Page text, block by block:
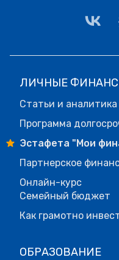
ЛИЧНЫЕ
Статьи и аналитика
Программа
Эстафета "Мои
Партнерское
Онлайн-курс
Семейный бюджет
Как грамотно
ОБРАЗОВАНИЕ